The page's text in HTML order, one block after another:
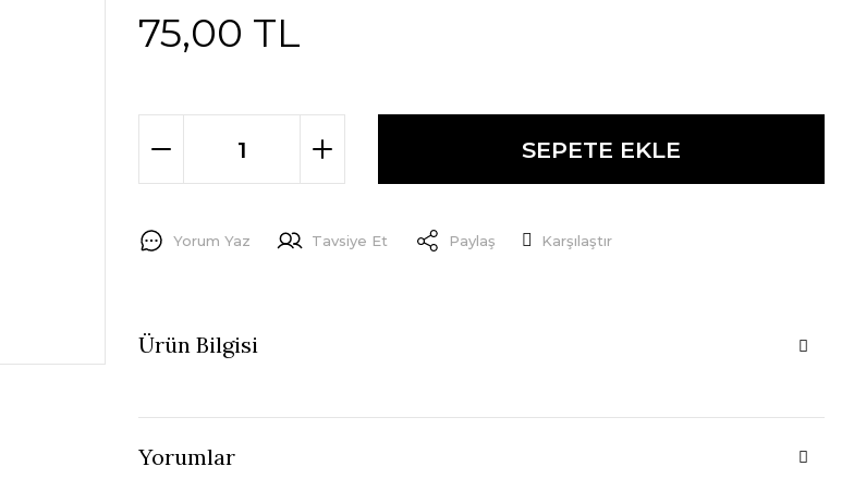
75,00 TL
SEPETE EKLE
Yorum Yaz Tavsiye Et Paylaş Karşılaştır
Ürün Bilgisi
Yorumlar